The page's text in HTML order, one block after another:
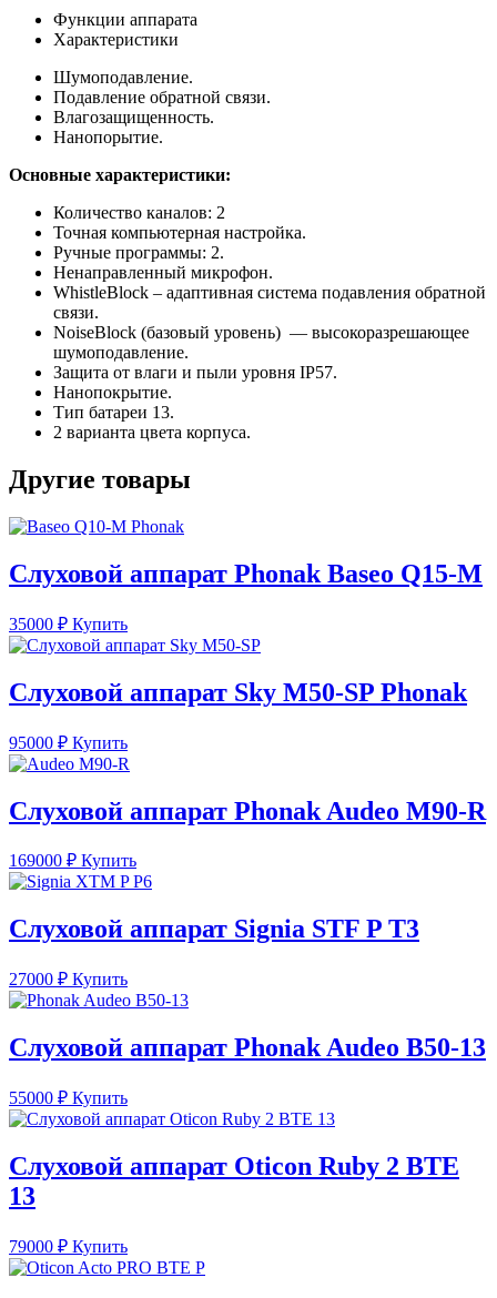
Функции аппарата
Характеристики
Шумоподавление.
Подавление обратной связи.
Влагозащищенность.
Нанопорытие.
Основные характеристики:
Количество каналов: 2
Точная компьютерная настройка.
Ручные программы: 2.
Ненаправленный микрофон.
WhistleBlock – адаптивная система подавления обратной
связи.
NoiseBlock (базовый уровень) — высокоразрешающее
шумоподавление.
Защита от влаги и пыли уровня IP57.
Нанопокрытие.
Тип батареи 13.
2 варианта цвета корпуса.
Другие товары
Слуховой аппарат Phonak Baseo Q15-M
35000 ₽ Купить
Слуховой аппарат Sky M50-SP Phonak
95000 ₽ Купить
Слуховой аппарат Phonak Audeo M90-R
169000 ₽ Купить
Слуховой аппарат Signia STF P T3
27000 ₽ Купить
Слуховой аппарат Phonak Audeo B50-13
55000 ₽ Купить
Слуховой аппарат Oticon Ruby 2 BTE
13
79000 ₽ Купить